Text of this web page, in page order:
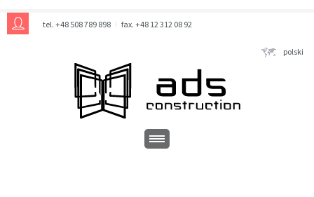
tel. +48 508 789 898 fax. +48 12 312 08 92
polski